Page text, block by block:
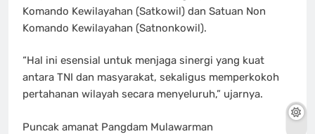
Komando Kewilayahan (Satkowil) dan Satuan Non
Komando Kewilayahan (Satnonkowil).
“Hal ini esensial untuk menjaga sinergi yang kuat
antara TNI dan masyarakat, sekaligus memperkokoh
pertahanan wilayah secara menyeluruh,” ujarnya.
Puncak amanat Pangdam Mulawarman